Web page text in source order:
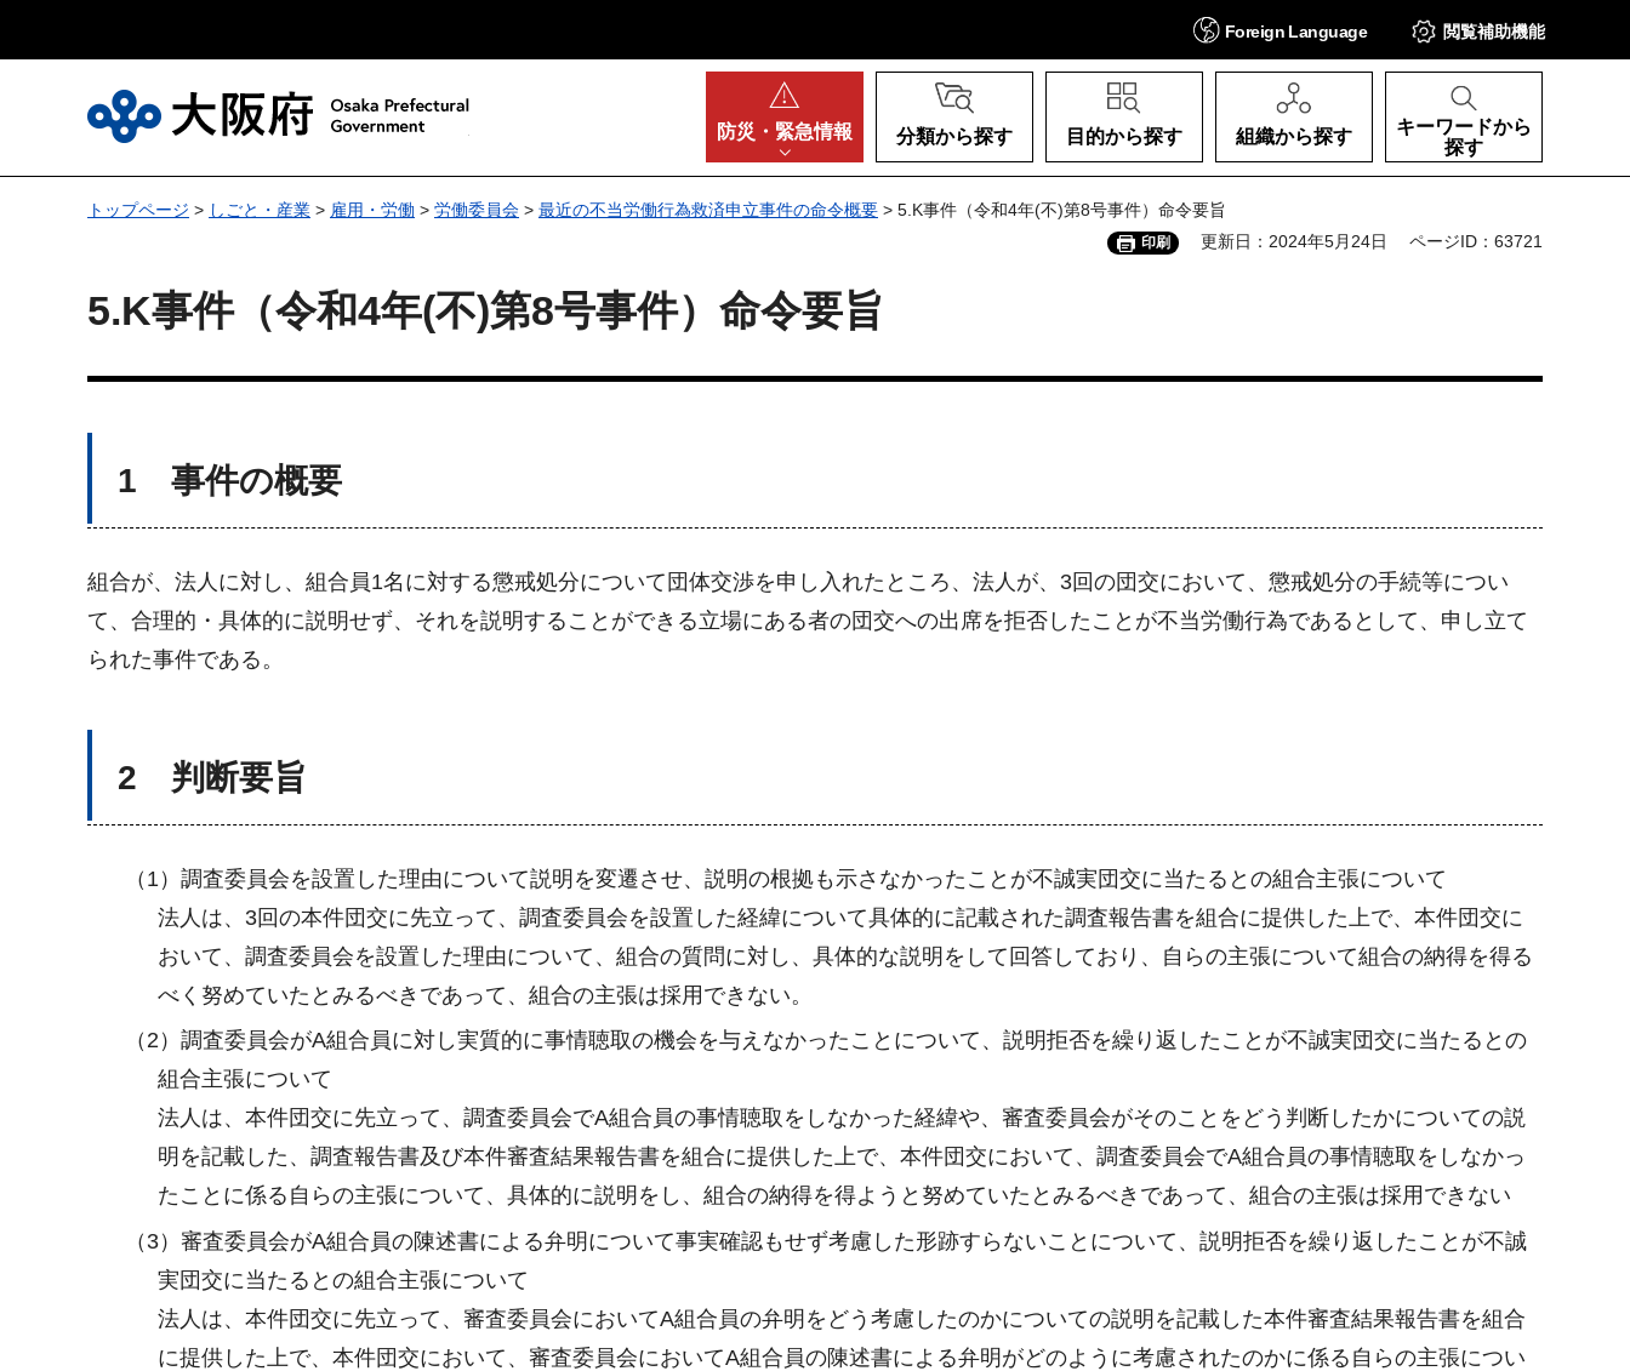
Foreign Language 閲覧補助機能
防災・ 緊急情報 分類から探す 目的から探す 組織から探す
キーワードから
探す
トップページ > しごと・産業 > 雇用・労働 > 労働委員会 > 最近の不当労働行為救済申立事件の命令概要 > 5.K事件（令和4年(不)第8号事件）命令要旨
印刷 更新日：2024年5月24日 ページID：63721
5.K事件（令和4年(不)第8号事件）命令要旨
1 事件の概要
組合が、法人に対し、組合員1名に対する懲戒処分について団体交渉を申し入れたところ、法人が、3回の団交において、懲戒処分の手続等につい
て、合理的・具体的に説明せず、それを説明することができる立場にある者の団交への出席を拒否したことが不当労働行為であるとして、申し立て
られた事件である。
2 判断要旨
（1）調査委員会を設置した理由について説明を変遷させ、説明の根拠も示さなかったことが不誠実団交に当たるとの組合主張について
法人は、3回の本件団交に先立って、調査委員会を設置した経緯について具体的に記載された調査報告書を組合に提供した上で、本件団交に
おいて、調査委員会を設置した理由について、組合の質問に対し、具体的な説明をして回答しており、自らの主張について組合の納得を得る
べく努めていたとみるべきであって、組合の主張は採用できない。
（2）調査委員会がA組合員に対し実質的に事情聴取の機会を与えなかったことについて、説明拒否を繰り返したことが不誠実団交に当たるとの
組合主張について
法人は、本件団交に先立って、調査委員会でA組合員の事情聴取をしなかった経緯や、審査委員会がそのことをどう判断したかについての説
明を記載した、調査報告書及び本件審査結果報告書を組合に提供した上で、本件団交において、調査委員会でA組合員の事情聴取をしなかっ
たことに係る自らの主張について、具体的に説明をし、組合の納得を得ようと努めていたとみるべきであって、組合の主張は採用できない
（3）審査委員会がA組合員の陳述書による弁明について事実確認もせず考慮した形跡すらないことについて、説明拒否を繰り返したことが不誠
実団交に当たるとの組合主張について
法人は、本件団交に先立って、審査委員会においてA組合員の弁明をどう考慮したのかについての説明を記載した本件審査結果報告書を組合
に提供した上で、本件団交において、審査委員会においてA組合員の陳述書による弁明がどのように考慮されたのかに係る自らの主張につい